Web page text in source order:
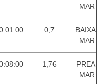
MAR
0,7
BAIXA-
MAR
1,76
PREA-
MAR